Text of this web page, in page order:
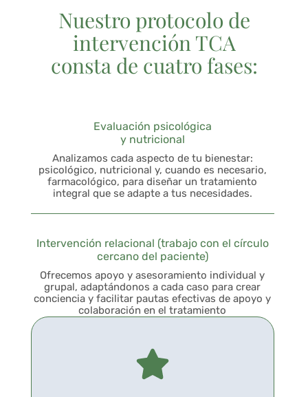
Nuestro protocolo de
intervención TCA
consta de cuatro fases:
Evaluación psicológica
y nutricional
Analizamos cada aspecto de tu bienestar:
psicológico, nutricional y, cuando es necesario,
farmacológico, para diseñar un tratamiento
integral que se adapte a tus necesidades.
Intervención relacional (trabajo con el círculo
cercano del paciente)
Ofrecemos apoyo y asesoramiento individual y
grupal, adaptándonos a cada caso para crear
conciencia y facilitar pautas efectivas de apoyo y
colaboración en el tratamiento